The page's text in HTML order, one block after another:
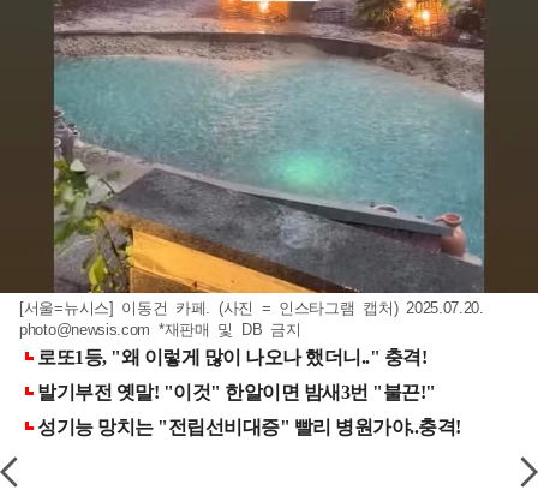
[서울=뉴시스] 이동건 카페. (사진 = 인스타그램 캡처) 2025.07.20.
photo@newsis.com *재판매 및 DB 금지